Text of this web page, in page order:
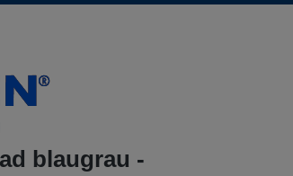
blaugrau -